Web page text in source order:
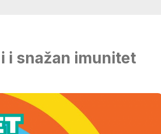
i snažan imunitet